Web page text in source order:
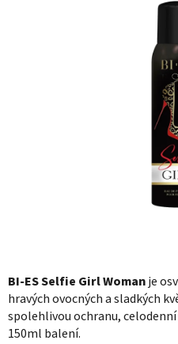
BI-ES Selfie Girl Womanje
hravých ovocných a sladkých
spolehlivou ochranu,
150ml balení.